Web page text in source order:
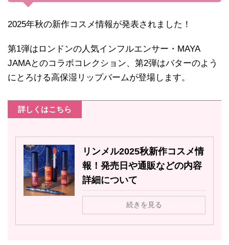
2025年秋の新作コスメ情報が発表されました！
第1弾はロンドンの人気インフルエンサー・MAYA
JAMAとのコラボコレクション、第2弾はバターのよう
にとろける高保湿リップバームが登場します。
詳しくはこちら
リンメル2025秋新作コスメ情
報！発売日や通販などの内容
詳細について
続きを見る